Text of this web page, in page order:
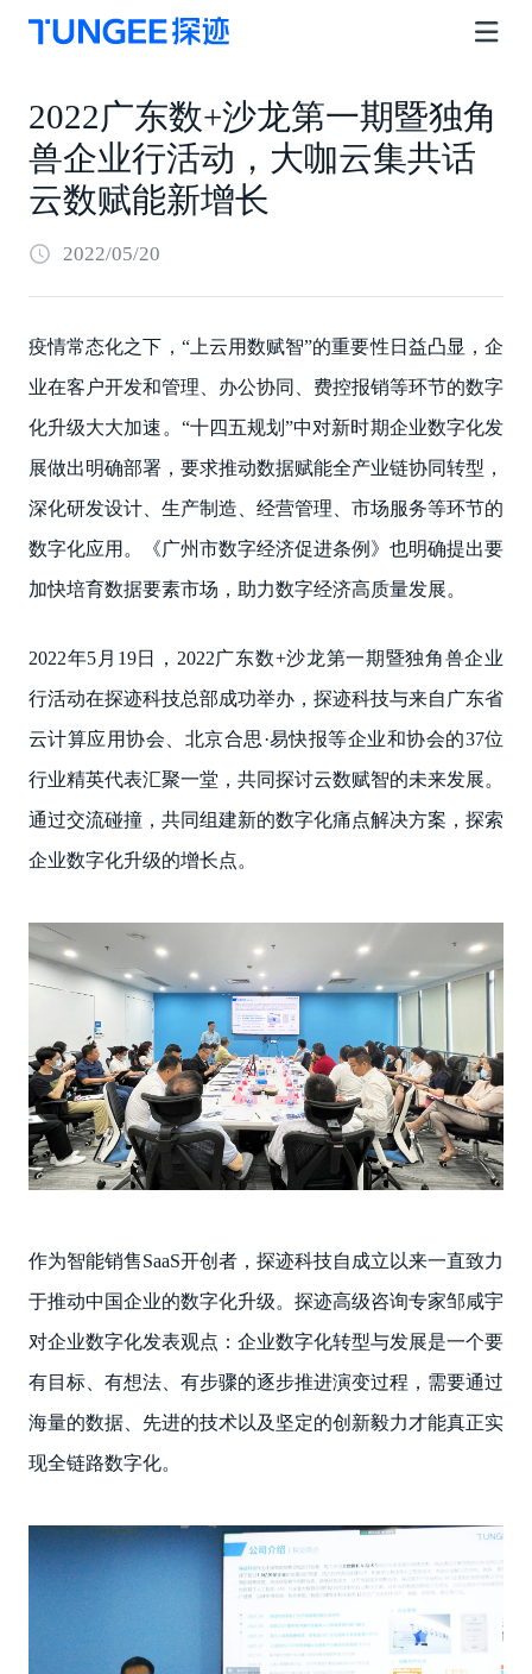
2022广东数+沙龙第一期暨独角
兽企业行活动，大咖云集共话
云数赋能新增长
2022/05/20
疫情常态化之下，“上云用数赋智”的重要性日益凸显，企
业在客户开发和管理、办公协同、费控报销等环节的数字
化升级大大加速。“十四五规划”中对新时期企业数字化发
展做出明确部署，要求推动数据赋能全产业链协同转型，
深化研发设计、生产制造、经营管理、市场服务等环节的
数字化应用。《广州市数字经济促进条例》也明确提出要
加快培育数据要素市场，助力数字经济高质量发展。
2022年5月19日，2022广东数+沙龙第一期暨独角兽企业
行活动在探迹科技总部成功举办，探迹科技与来自广东省
云计算应用协会、北京合思·易快报等企业和协会的37位
行业精英代表汇聚一堂，共同探讨云数赋智的未来发展。
通过交流碰撞，共同组建新的数字化痛点解决方案，探索
企业数字化升级的增长点。
作为智能销售SaaS开创者，探迹科技自成立以来一直致力
于推动中国企业的数字化升级。探迹高级咨询专家邹咸宇
对企业数字化发表观点：企业数字化转型与发展是一个要
有目标、有想法、有步骤的逐步推进演变过程，需要通过
海量的数据、先进的技术以及坚定的创新毅力才能真正实
现全链路数字化。